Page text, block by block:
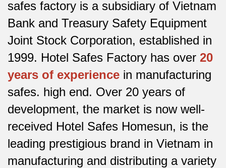
safes factory is a subsidiary of Vietnam
Bank and Treasury Safety Equipment
Joint Stock Corporation, established in
1999. Hotel Safes Factory has over 20
years of experience in manufacturing
safes. high end. Over 20 years of
development, the market is now well-
received Hotel Safes Homesun, is the
leading prestigious brand in Vietnam in
manufacturing and distributing a variety